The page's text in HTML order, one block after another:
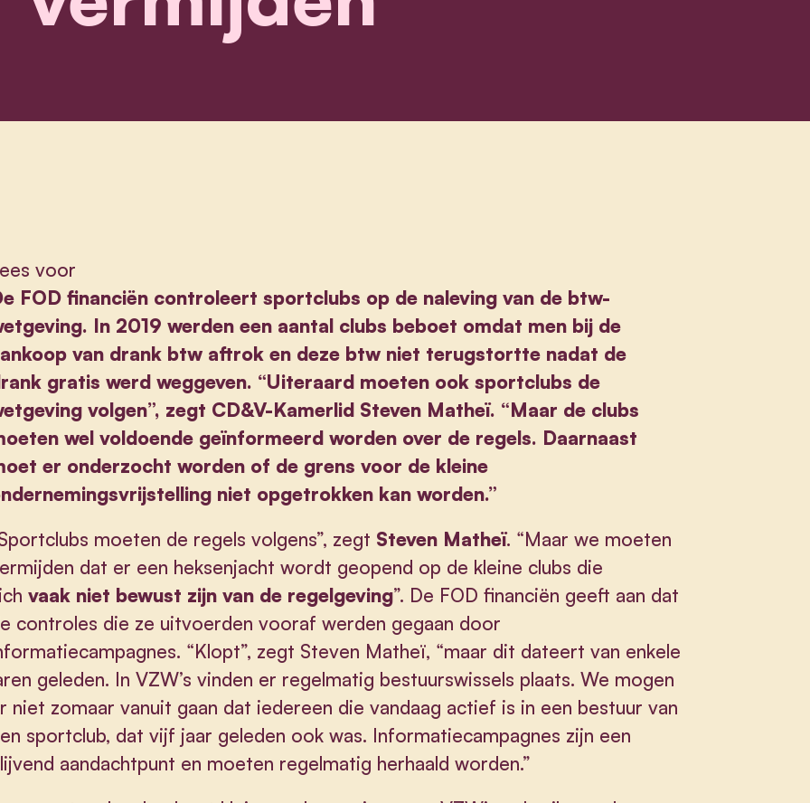
voor
FOD financiën controleert sportclubs op de naleving van de btw-
In 2019 werden een aantal clubs beboet omdat men bij de
van drank btw aftrok en deze btw niet terugstortte nadat de
gratis werd weggeven. “Uiteraard moeten ook sportclubs de
volgen”, zegt CD&V-Kamerlid Steven Matheï. “Maar de clubs
wel voldoende geïnformeerd worden over de regels. Daarnaast
er onderzocht worden of de grens voor de kleine
niet opgetrokken kan worden.”
moeten de regels volgens”, zegt Steven Matheï. “Maar we moeten
dat er een heksenjacht wordt geopend op de kleine clubs die
vaak niet bewust zijn van de regelgeving”. De FOD financiën geeft aan dat
controles die ze uitvoerden vooraf werden gegaan door
“Klopt”, zegt Steven Matheï, “maar dit dateert van enkele
geleden. In VZW’s vinden er regelmatig bestuurswissels plaats. We mogen
niet zomaar vanuit gaan dat iedereen die vandaag actief is in een bestuur van
sportclub, dat vijf jaar geleden ook was. Informatiecampagnes zijn een
aandachtpunt en moeten regelmatig herhaald worden.”